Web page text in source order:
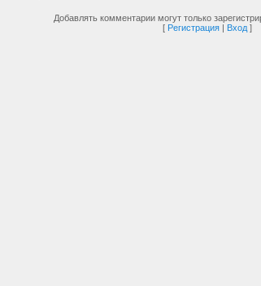
Добавлять комментарии могут только
[ Регистрация | Вход ]